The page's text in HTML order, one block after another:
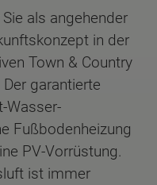
als angehender
in der
Town & Country
garantierte
Wasser-
Fußbodenheizung
PV-Vorrüstung.
ist immer